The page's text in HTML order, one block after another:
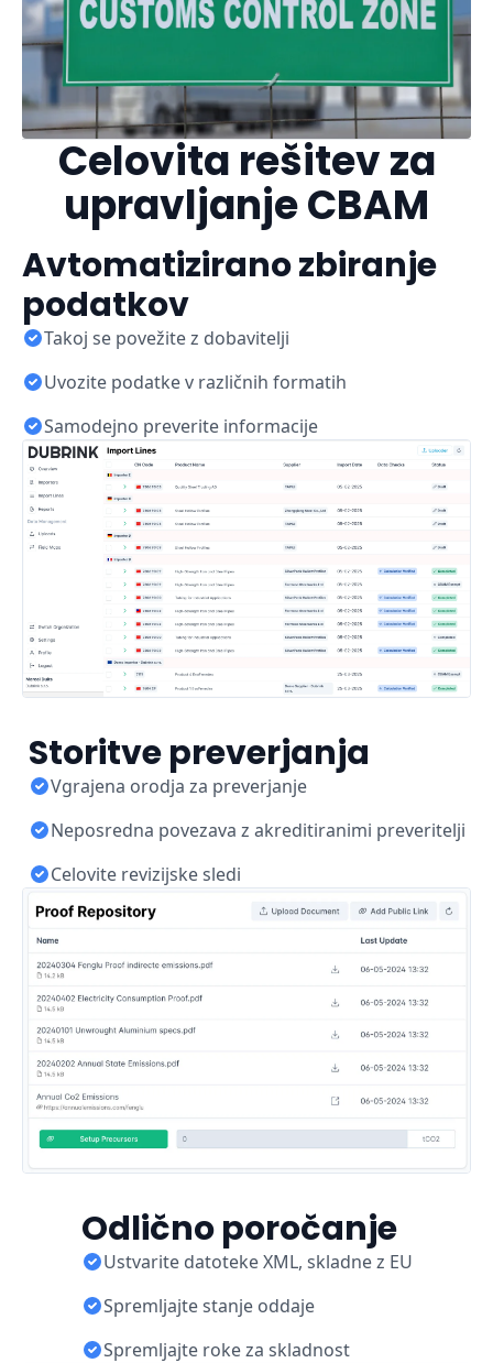
Celovita rešitev za
upravljanje CBAM
Avtomatizirano zbiranje
podatkov
Takoj se povežite z dobavitelji
Uvozite podatke v različnih formatih
Samodejno preverite informacije
Storitve preverjanja
Vgrajena orodja za preverjanje
Neposredna povezava z akreditiranimi preveritelji
Celovite revizijske sledi
Odlično poročanje
Ustvarite datoteke XML, skladne z EU
Spremljajte stanje oddaje
Spremljajte roke za skladnost